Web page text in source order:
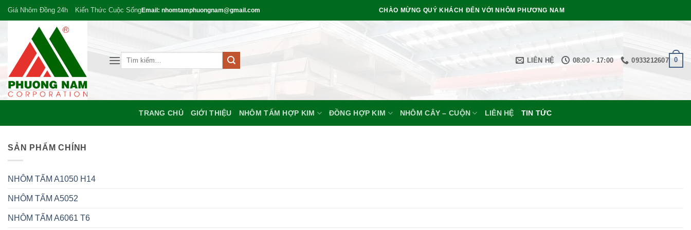
Bỏ
qua
Giá Nhôm Đồng 24h Kiến Thức Cuộc SốngEmail: nhomtamphuongnam@gmail.com CHÀO MỪNG QUÝ KHÁCH ĐẾN VỚI NHÔM PHƯƠNG NAM
Tìm
LIÊN HỆ 08:00 - 17:00 0933212607 0
TRANG CHỦ GIỚI THIỆU NHÔM TẤM HỢP KIM ĐỒNG HỢP KIM NHÔM CÂY – CUỘN LIÊN HỆ TIN TỨC
SẢN PHẨM CHÍNH
NHÔM TẤM A1050 H14
NHÔM TẤM A5052
NHÔM TẤM A6061 T6